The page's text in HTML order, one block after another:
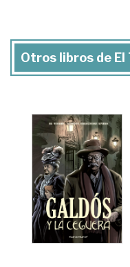
Otros libros de El